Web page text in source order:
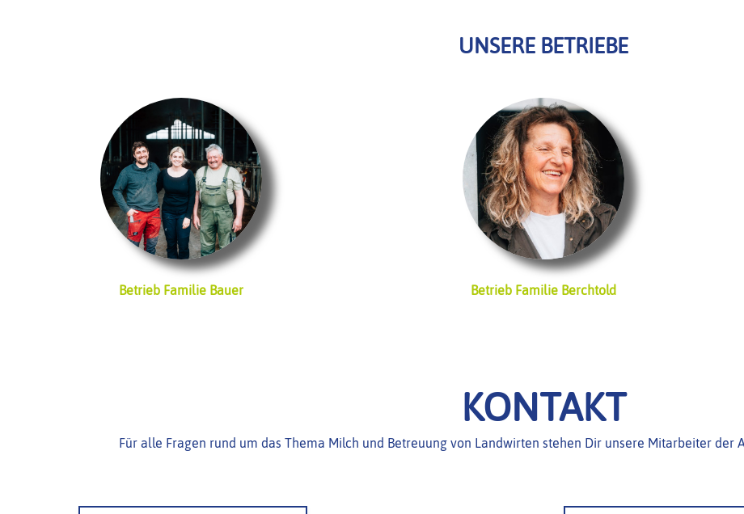
UNSERE BETRIEBE
Betrieb Familie Bauer Betrieb Familie Berchtold
KONTAKT
Für alle Fragen rund um das Thema Milch und Betreuung von Landwirten stehen Dir unsere Mitarbeiter der